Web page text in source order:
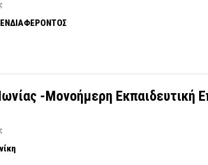
-Μονοήμερη Εκπαιδευτική